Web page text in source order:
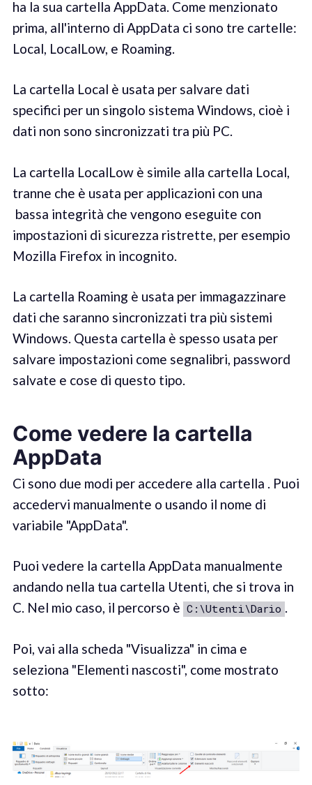
ha la sua cartella AppData. Come menzionato
prima, all'interno di AppData ci sono tre cartelle:
Local, LocalLow, e Roaming.
La cartella Local è usata per salvare dati
specifici per un singolo sistema Windows, cioè i
dati non sono sincronizzati tra più PC.
La cartella LocalLow è simile alla cartella Local,
tranne che è usata per applicazioni con una
bassa integrità che vengono eseguite con
impostazioni di sicurezza ristrette, per esempio
Mozilla Firefox in incognito.
La cartella Roaming è usata per immagazzinare
dati che saranno sincronizzati tra più sistemi
Windows. Questa cartella è spesso usata per
salvare impostazioni come segnalibri, password
salvate e cose di questo tipo.
Come vedere la cartella
AppData
Ci sono due modi per accedere alla cartella . Puoi
accedervi manualmente o usando il nome di
variabile "AppData".
Puoi vedere la cartella AppData manualmente
andando nella tua cartella Utenti, che si trova in
C. Nel mio caso, il percorso è C:\Utenti\Dario .
Poi, vai alla scheda "Visualizza" in cima e
seleziona "Elementi nascosti", come mostrato
sotto: